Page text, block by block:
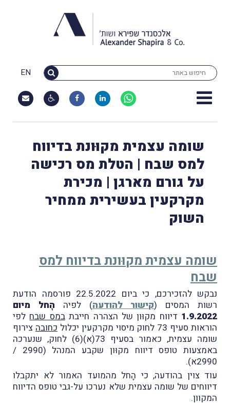
EN
שומה עצמית מקוּונת בדיווח
למס שבח | הטלת מס רכישה
על גורם מארגן | מכירת
מקרקעין בעשירית ממחיר
השוק
שומה עצמית מקוּונת בדיווח למס
שבח
נבקש להזכירכם, כי ביום 22.5.2022 פורסמה הודעת
רשות המסים (קישור להודעה) לפיה הָחל מיום
1.9.2022 דיווח מקוּון של הצהרה חייבתבמס שבח לפי
הוראות סעיף 73 לחוק מיסוי מקרקעין יכלול
כחובה צירוף
שומה עצמית, כאמור בסעיף 73(א)(6) לחוק, שנערכה
באמצעות טופס דיווח מקוּון שקבע המנהל (2990 /
2990א).
עוד צוין בהודעה, כי הָחל מהמועד האמור לא יתקבלו
דיווחים של שומה עצמית שלא נערכו על-גבי טופס הדיווח
המקוון.